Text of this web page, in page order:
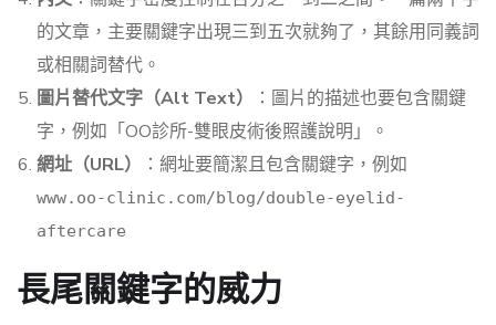
的文章，主要關鍵字出現三到五次就夠了，其餘用同義詞
或相關詞替代。
圖片替代文字（Alt Text）
：圖片的描述也要包含關鍵
字，例如「OO診所-雙眼皮術後照護說明」。
網址（URL）
：網址要簡潔且包含關鍵字，例如
www.oo-clinic.com/blog/double-eyelid-
aftercare
長尾關鍵字的威力